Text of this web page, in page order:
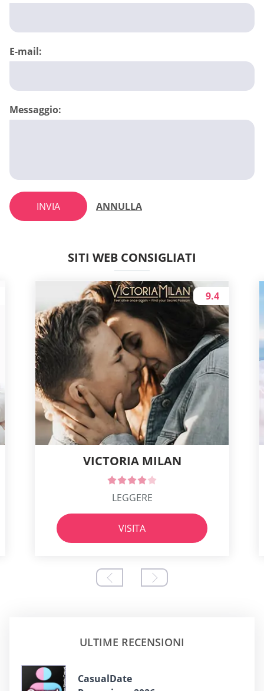
E-mail:
Messaggio:
INVIA ANNULLA
SITI WEB CONSIGLIATI
VICTORIA MILAN
9.4
LEGGERE
VISITA
ULTIME RECENSIONI
СasualDate